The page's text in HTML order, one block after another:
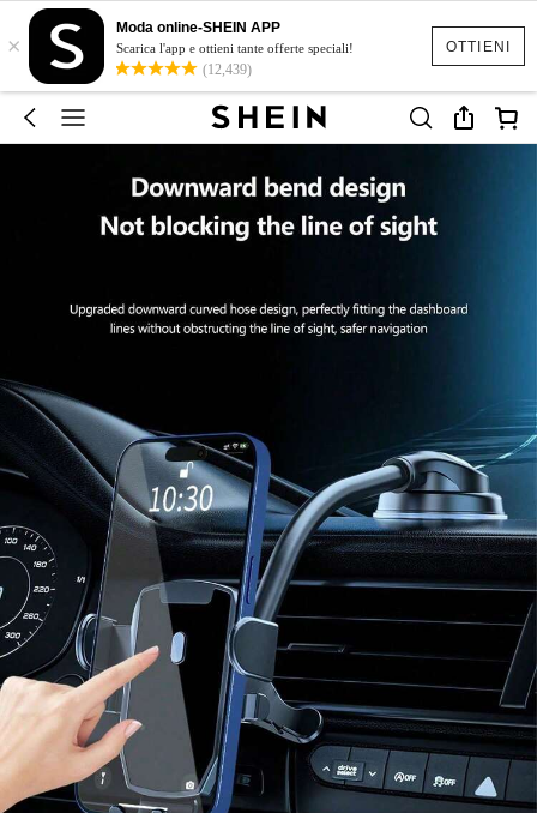
OTTIENI
×
Moda online-SHEIN APP
Scarica l'app e ottieni tante offerte speciali!
(12,439)